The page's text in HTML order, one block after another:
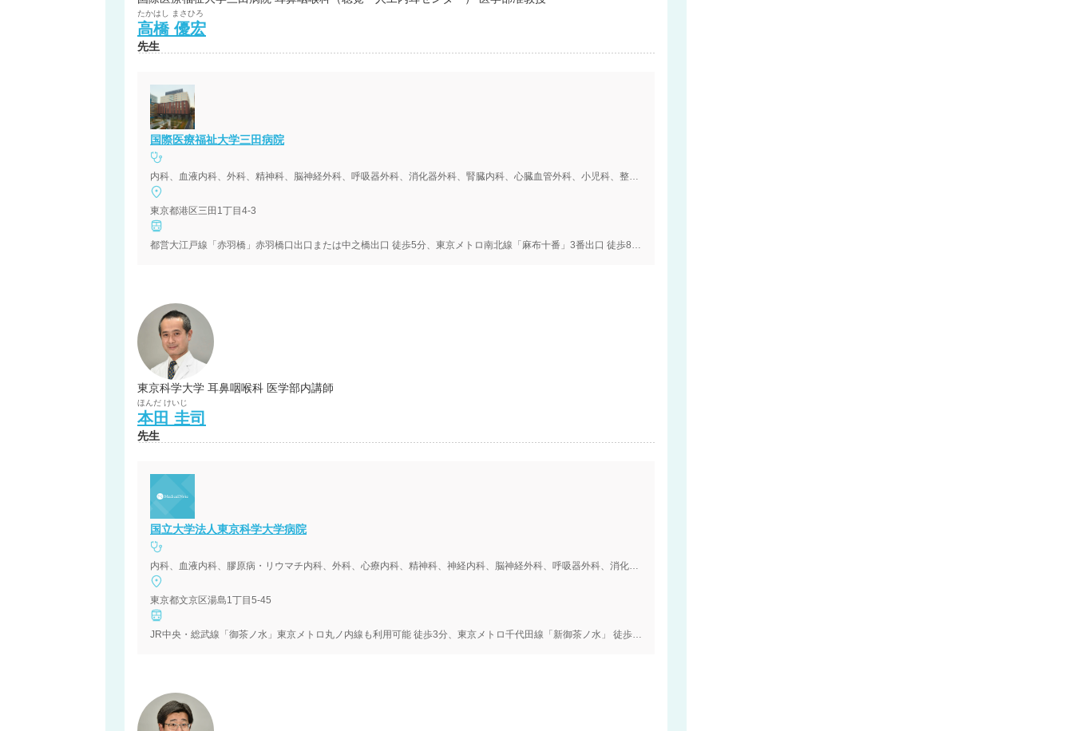
たかはし まさひろ
高橋 優宏
先生
国際医療福祉大学三田病院
内科、血液内科、外科、精神科、脳神経外科、呼吸器外科、消化器外科、腎臓内科、心臓血管外科、小児科、整形外科、形成外科、皮膚科、泌尿器科、婦人科、眼科、耳鼻咽喉科、リハビリテーション科、歯科口腔外科、麻酔科、乳腺外科、呼吸器内科、循環器内科、消化器内科、糖尿病内科、内分泌内科、脳神経内科、血管外科、脊椎脊髄外科、放射線診断科、放射線治療科、頭頸部外科、病理診断科
東京都港区三田1丁目4-3
都営大江戸線「赤羽橋」赤羽橋口出口または中之橋出口 徒歩5分、東京メトロ南北線「麻布十番」3番出口 徒歩8分、都営三田線「芝公園」A2番出口 徒歩10分、JR山手線「田町」三田口出口 車5分 徒歩20分
東京科学大学 耳鼻咽喉科 医学部内講師
ほんだ けいじ
本田 圭司
先生
国立大学法人東京科学大学病院
内科、血液内科、膠原病・リウマチ内科、外科、心療内科、精神科、神経内科、脳神経外科、呼吸器外科、消化器外科、腎臓内科、心臓血管外科、小児科、小児外科、整形外科、形成外科、美容外科、皮膚科、泌尿器科、肛門科、産婦人科、眼科、耳鼻咽喉科、リハビリテーション科、放射線科、麻酔科、乳腺外科、呼吸器内科、循環器内科、消化器内科
東京都文京区湯島1丁目5-45
JR中央・総武線「御茶ノ水」東京メトロ丸ノ内線も利用可能 徒歩3分、東京メトロ千代田線「新御茶ノ水」 徒歩5分